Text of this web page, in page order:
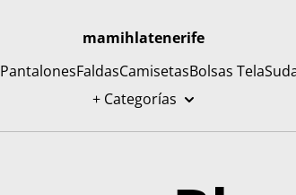
mamihlatenerife
PantalonesFaldasCamisetasBolsas Tela
+ Categorías